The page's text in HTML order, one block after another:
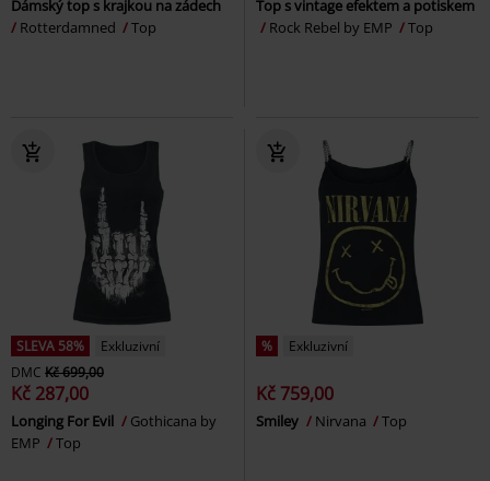
Dámský top s krajkou na zádech
Rotterdamned
Top
Top s vintage efektem a potiskem
Rock Rebel by EMP
Top
SLEVA 58%
Exkluzivní
DMC Kč 699,00
Kč 287,00
Longing For Evil
Gothicana by
EMP
Top
% Exkluzivní
Kč 759,00
Smiley Nirvana Top